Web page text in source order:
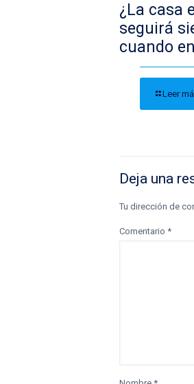
¿La casa
seguirá
cuando
Leer
Deja una
Tu dirección de
Comentario *